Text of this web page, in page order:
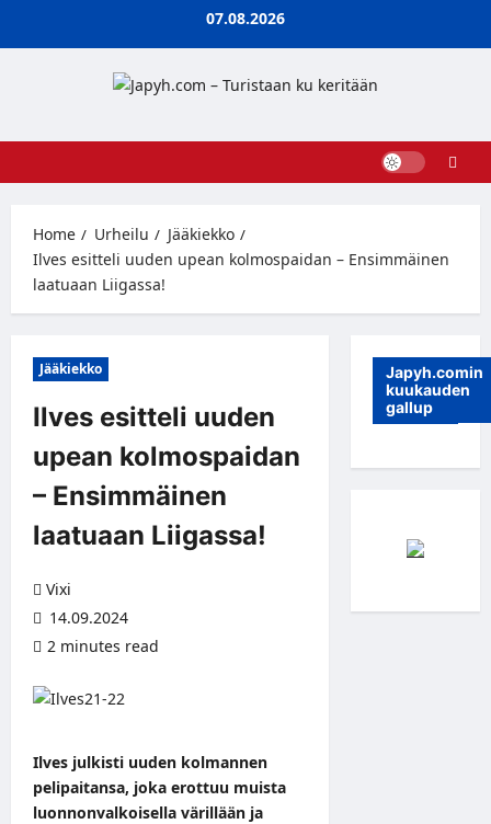
07.08.2026
Home Urheilu
Jääkiekko
Ilves esitteli uuden upean kolmospaidan – Ensimmäinen
laatuaan Liigassa!
Jääkiekko
Ilves esitteli uuden
upean kolmospaidan
– Ensimmäinen
laatuaan Liigassa!
Vixi
14.09.2024
2 minutes read
Ilves julkisti uuden kolmannen
pelipaitansa, joka erottuu muista
luonnonvalkoisella värillään ja
Japyh.comin
kuukauden
gallup